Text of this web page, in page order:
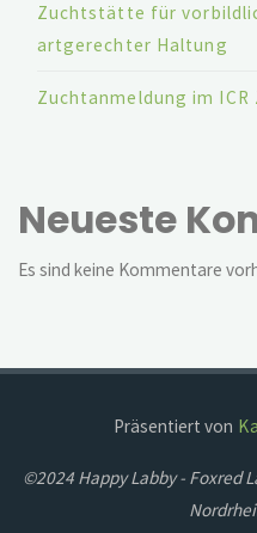
Zuchtstätte für
artgerechter Haltung
Zuchtanmeldung im ICR
Neueste
Es sind keine Kommentare
Präsentiert von
©2024 Happy Labby - Foxred